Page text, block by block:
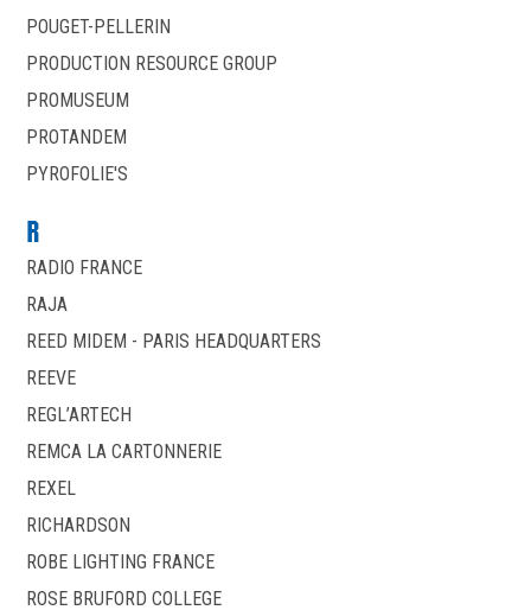
POUGET-PELLERIN
PRODUCTION RESOURCE GROUP
PROMUSEUM
PROTANDEM
PYROFOLIE'S
R
RADIO FRANCE
RAJA
REED MIDEM - PARIS HEADQUARTERS
REEVE
REGL’ARTECH
REMCA LA CARTONNERIE
REXEL
RICHARDSON
ROBE LIGHTING FRANCE
ROSE BRUFORD COLLEGE